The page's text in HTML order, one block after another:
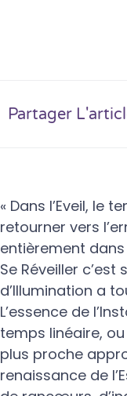
Partager
« Dans l’Eveil, le
retourner vers
entièrement dans
Se Réveiller
d’Illumination a
L’essence de
temps linéaire,
plus proche
renaissance de